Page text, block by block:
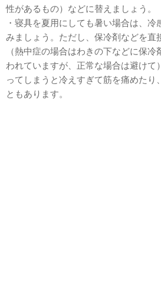
性があるもの）などに替えましょう。
・寝具を夏用にしても暑い場合は、冷
みましょう。ただし、保冷剤などを直
（熱中症の場合はわきの下などに保
われていますが、正常な場合は避けて
ってしまうと冷えすぎて筋を痛めたり
ともあります。